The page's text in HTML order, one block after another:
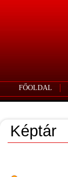
FŐOLDAL
Képtár